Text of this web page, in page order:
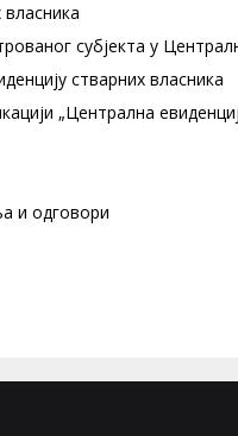
субјекта у
стварних власника
„Централна
и одговори